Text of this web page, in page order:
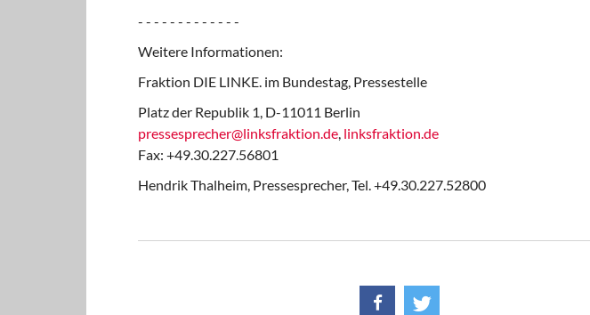
- - - - - - - - - - - - -
Weitere Informationen:
Fraktion DIE LINKE. im Bundestag, Pressestelle
Platz der Republik 1, D-11011 Berlin
pressesprecher@linksfraktion.de, linksfraktion.de
Fax: +49.30.227.56801
Hendrik Thalheim, Pressesprecher, Tel. +49.30.227.52800